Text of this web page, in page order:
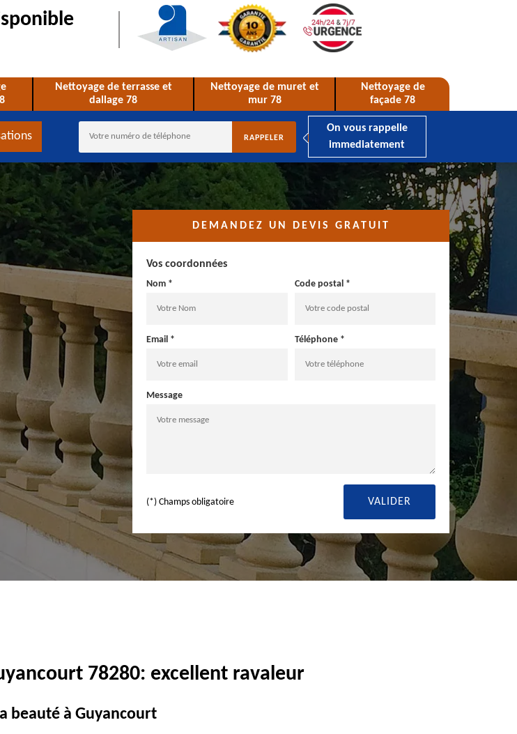
Nettoyage de terrasse et
dallage 78
Nettoyage de muret et
mur 78
Nettoyage de
façade 78
On vous rappelle
immediatement
DEMANDEZ UN DEVIS GRATUIT
Vos coordonnées
Nom * Code postal *
Email * Téléphone *
Message
(*) Champs obligatoire
78280: excellent ravaleur
beauté à Guyancourt